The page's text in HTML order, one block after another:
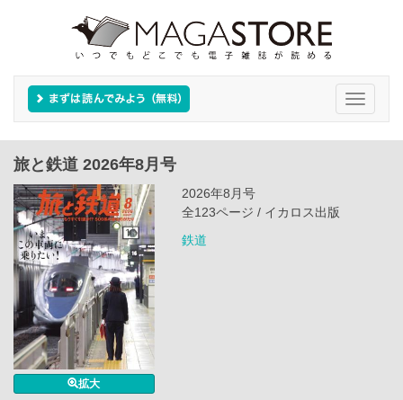
Toggle
旅と鉄道 2026年8月号
拡大
2026年8月号
全123ページ / イカロス出版
鉄道